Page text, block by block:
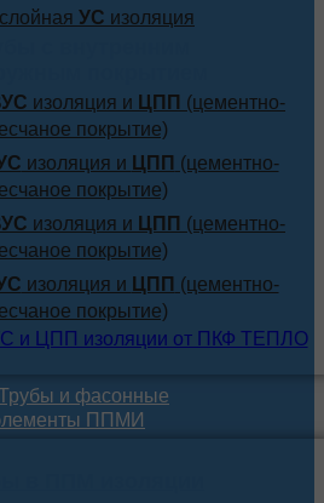
слойная УС изоляция
изоляция и ЦПП (цементно-
покрытие)
изоляция и ЦПП (цементно-
покрытие)
изоляция и ЦПП (цементно-
покрытие)
изоляция и ЦПП (цементно-
покрытие)
и фасонные
ППМИ